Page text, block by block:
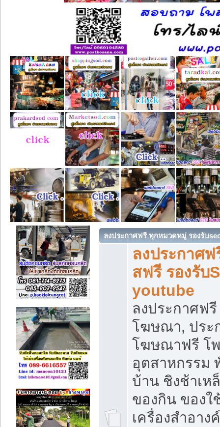
ลงประกาศฟรี ทุกหมวดหมู่ รองรับ
ลงประกาศ
สฟรี รองรับ
youtube
ลงประกาศฟ
โฆษณา, ประ
โฆษณาฟรี โ
อุตสาหกรรม
บ้าน ชิงช้าเห
ของกิน ของใ
เครื่องสำอา